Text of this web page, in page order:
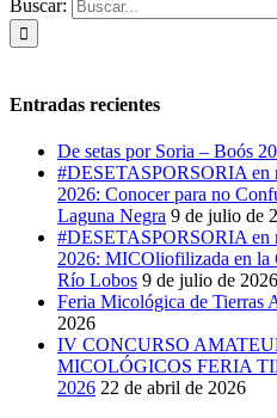
Buscar:
Entradas recientes
De setas por Soria – Boós
#DESETASPORSORIA en
2026: Conocer para no
Laguna Negra 9 de julio de
#DESETASPORSORIA en
2026: MICOliofilizada en la
Río Lobos 9 de julio de 2026
Feria Micológica de Tierras
2026
IV CONCURSO
MICOLÓGICOS FERIA
2026 22 de abril de 2026